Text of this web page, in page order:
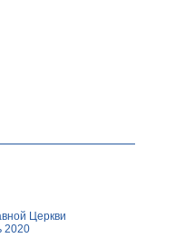
Церкви
2020